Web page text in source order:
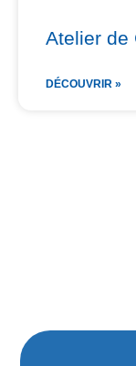
Atelier de
DÉCOUVRIR »